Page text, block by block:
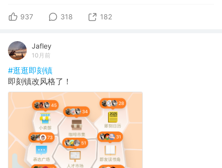
937 318 182
Jafley
10月前
#逛逛即刻镇
即刻镇改风格了！